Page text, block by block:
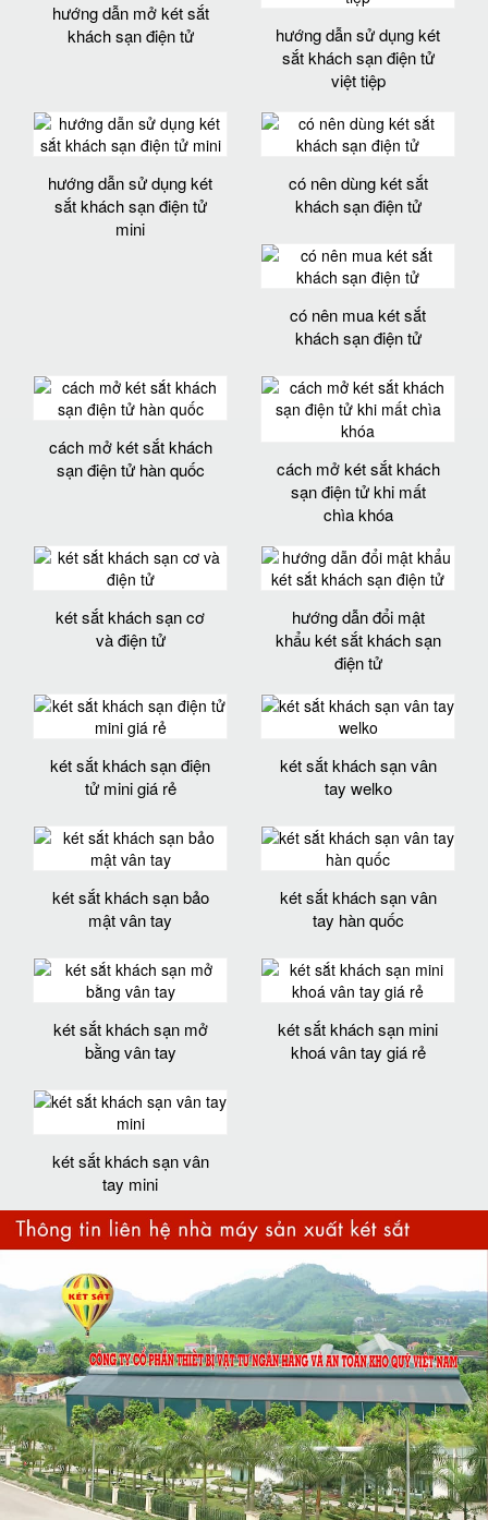
hướng dẫn mở két sắt
khách sạn điện tử
hướng dẫn sử dụng két
sắt khách sạn điện tử
việt tiệp
hướng dẫn sử dụng két
sắt khách sạn điện tử
mini
có nên dùng két sắt
khách sạn điện tử
có nên mua két sắt
khách sạn điện tử
cách mở két sắt khách
sạn điện tử hàn quốc
cách mở két sắt khách
sạn điện tử khi mất
chìa khóa
két sắt khách sạn cơ
và điện tử
hướng dẫn đổi mật
khẩu két sắt khách sạn
điện tử
két sắt khách sạn điện
tử mini giá rẻ
két sắt khách sạn vân
tay welko
két sắt khách sạn bảo
mật vân tay
két sắt khách sạn vân
tay hàn quốc
két sắt khách sạn mở
bằng vân tay
két sắt khách sạn mini
khoá vân tay giá rẻ
két sắt khách sạn vân
tay mini